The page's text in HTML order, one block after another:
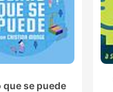
que se puede